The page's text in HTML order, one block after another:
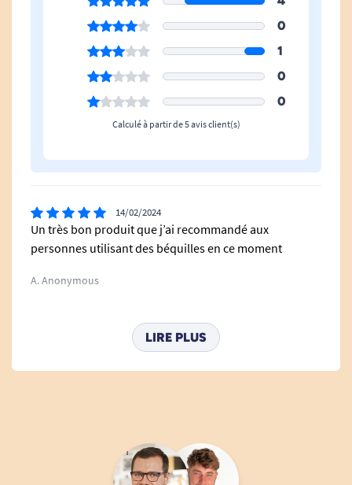
0
1
0
0
Calculé à partir de 5 avis client(s)
14/02/2024
Un très bon produit que j’ai recommandé aux
personnes utilisant des béquilles en ce moment
A. Anonymous
30/01/2023LIRE PLUS